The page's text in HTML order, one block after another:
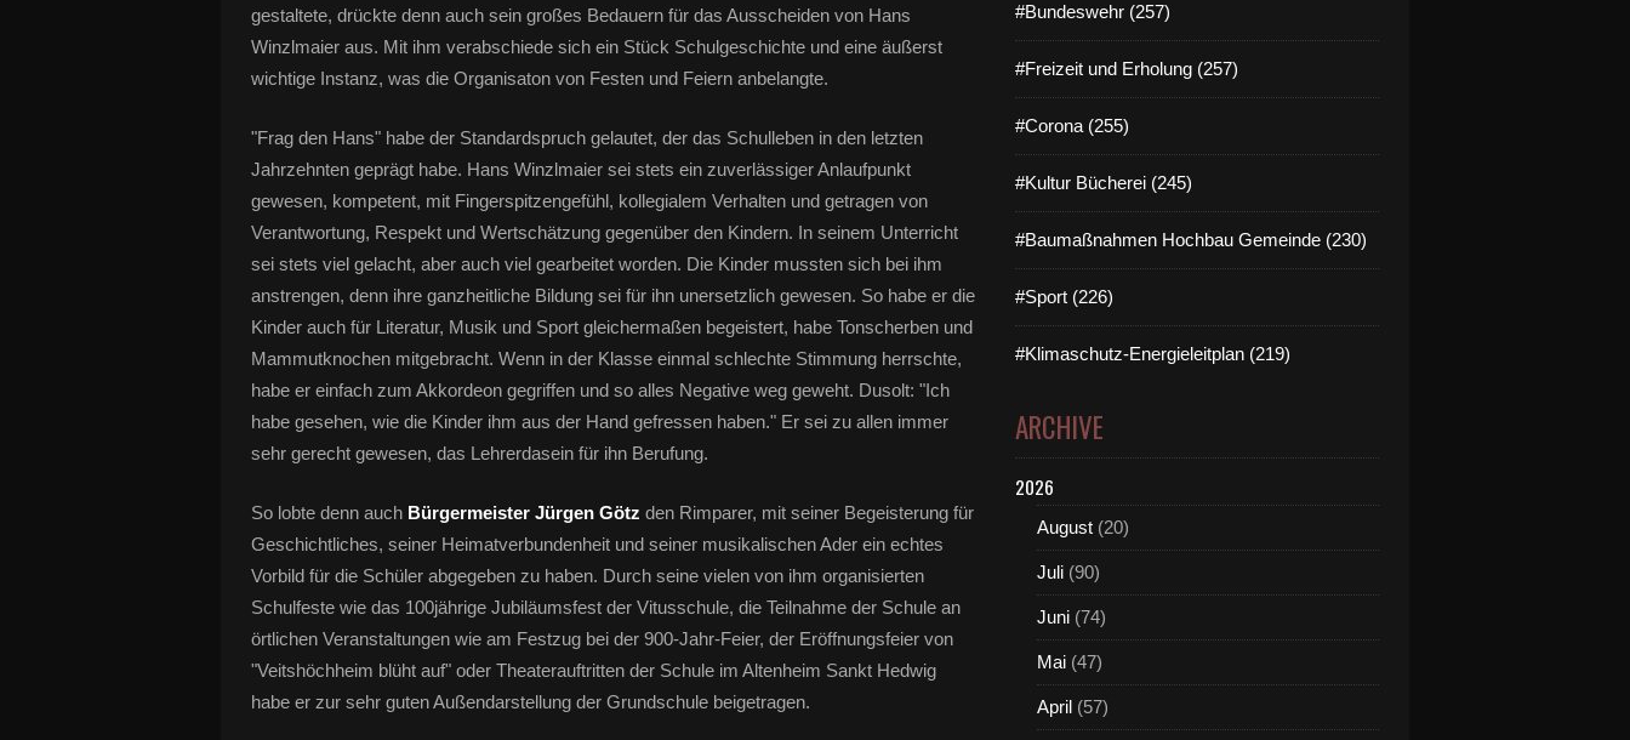
gestaltete, drückte denn auch sein großes Bedauern für das Ausscheiden von Hans
Winzlmaier aus. Mit ihm verabschiede sich ein Stück Schulgeschichte und eine äußerst
wichtige Instanz, was die Organisaton von Festen und Feiern anbelangte.
"Frag den Hans" habe der Standardspruch gelautet, der das Schulleben in den letzten
Jahrzehnten geprägt habe. Hans Winzlmaier sei stets ein zuverlässiger Anlaufpunkt
gewesen, kompetent, mit Fingerspitzengefühl, kollegialem Verhalten und getragen von
Verantwortung, Respekt und Wertschätzung gegenüber den Kindern. In seinem Unterricht
sei stets viel gelacht, aber auch viel gearbeitet worden. Die Kinder mussten sich bei ihm
anstrengen, denn ihre ganzheitliche Bildung sei für ihn unersetzlich gewesen. So habe er die
Kinder auch für Literatur, Musik und Sport gleichermaßen begeistert, habe Tonscherben und
Mammutknochen mitgebracht. Wenn in der Klasse einmal schlechte Stimmung herrschte,
habe er einfach zum Akkordeon gegriffen und so alles Negative weg geweht. Dusolt: "Ich
habe gesehen, wie die Kinder ihm aus der Hand gefressen haben." Er sei zu allen immer
sehr gerecht gewesen, das Lehrerdasein für ihn Berufung.
So lobte denn auch Bürgermeister Jürgen Götz den Rimparer, mit seiner Begeisterung für
Geschichtliches, seiner Heimatverbundenheit und seiner musikalischen Ader ein echtes
Vorbild für die Schüler abgegeben zu haben. Durch seine vielen von ihm organisierten
Schulfeste wie das 100jährige Jubiläumsfest der Vitusschule, die Teilnahme der Schule an
örtlichen Veranstaltungen wie am Festzug bei der 900-Jahr-Feier, der Eröffnungsfeier von
"Veitshöchheim blüht auf" oder Theaterauftritten der Schule im Altenheim Sankt Hedwig
habe er zur sehr guten Außendarstellung der Grundschule beigetragen.
#Bundeswehr (257)
#Freizeit und Erholung (257)
#Corona (255)
#Kultur Bücherei (245)
#Baumaßnahmen Hochbau Gemeinde (230)
#Sport (226)
#Klimaschutz-Energieleitplan (219)
ARCHIVE
2026
August (20)
Juli (90)
Juni (74)
Mai (47)
April (57)